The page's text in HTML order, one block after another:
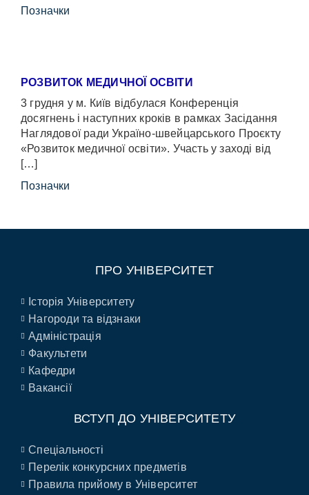
Позначки
РОЗВИТОК МЕДИЧНОЇ ОСВІТИ
3 грудня у м. Київ відбулася Конференція
досягнень і наступних кроків в рамках Засідання
Наглядової ради Україно-швейцарського Проєкту
«Розвиток медичної освіти». Участь у заході від
[…]
Позначки
ПРО УНІВЕРСИТЕТ
Історія Університету
Нагороди та відзнаки
Адміністрація
Факультети
Кафедри
Вакансії
ВСТУП ДО УНІВЕРСИТЕТУ
Спеціальності
Перелік конкурсних предметів
Правила прийому в Університет